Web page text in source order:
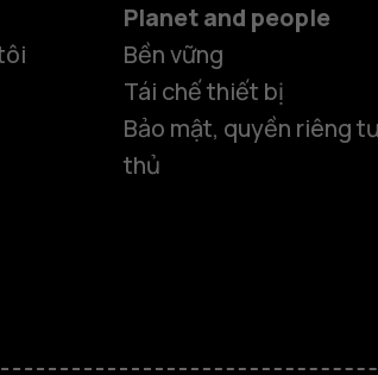
Planet and people
Bền vững
Tái chế thiết bị
Bảo mật, quyền riêng
thủ